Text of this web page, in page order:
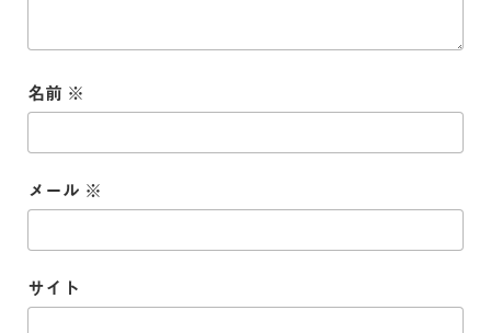
名前 ※
メール ※
サイト